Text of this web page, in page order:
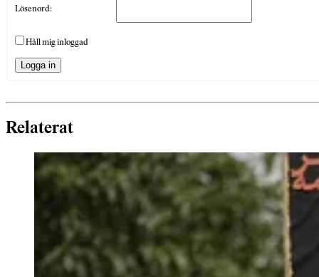
Lösenord:
Håll mig inloggad
Logga in
Relaterat